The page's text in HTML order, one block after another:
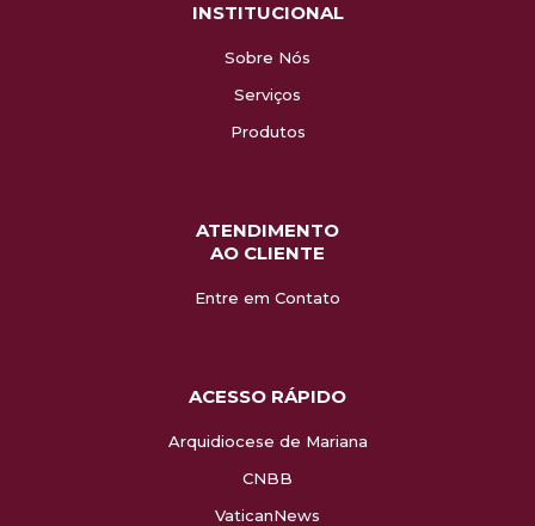
INSTITUCIONAL
Sobre Nós
Serviços
Produtos
ATENDIMENTO
AO CLIENTE
Entre em Contato
ACESSO RÁPIDO
Arquidiocese de Mariana
CNBB
VaticanNews